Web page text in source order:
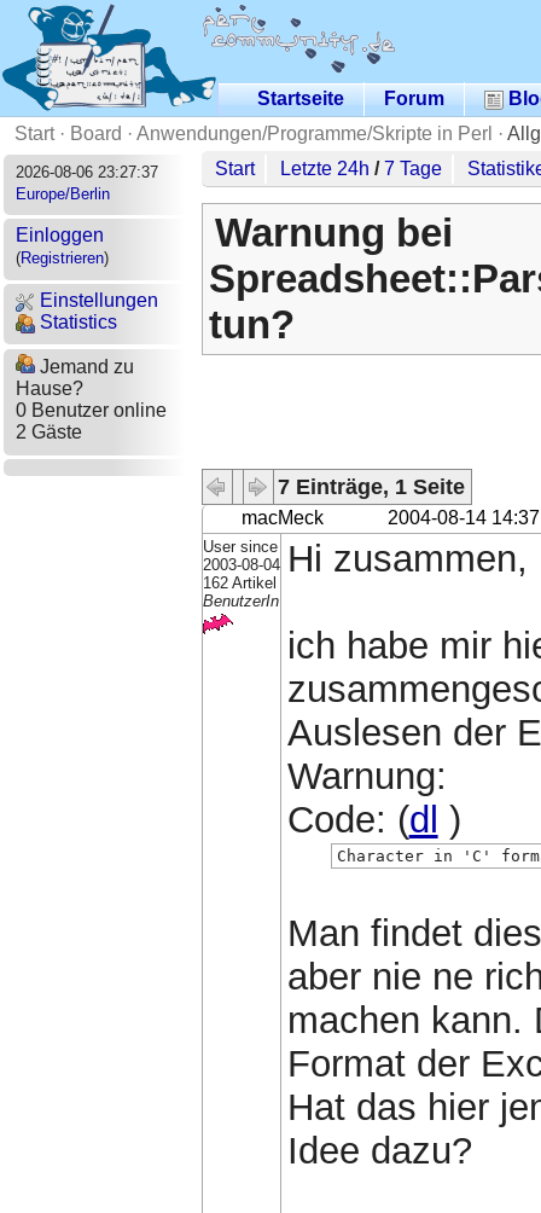
Startseite Forum
Start· Board · Anwendungen/Programme/Skripte in Perl ·
2026-08-06 23:27:37
Europe/Berlin
Einloggen
(Registrieren)
Einstellungen
Statistics
Jemand zu
Hause?
0 Benutzer online
2 Gäste
Start Letzte 24h /7 Tage
Warnung bei
tun?
7 Einträge, 1 Seite
macMeck 2004-08-14 14:37
User since
2003-08-04
162 Artikel
BenutzerIn
Hi zusammen,
ich habe mir
Auslesen der
Warnung:
Code: (dl )
Character in 'C'
Man findet
aber nie ne
machen kann.
Format der
Hat das hier
Idee dazu?